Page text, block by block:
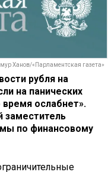
Ханов/«Парламентская газета»
рубля на
на панических
время ослабнет».
заместитель
по финансовому